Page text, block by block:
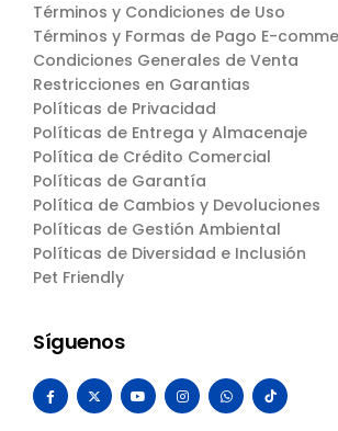
Términos y Condiciones de Uso
Términos y Formas de Pago E-
Condiciones Generales de Venta
Restricciones en Garantias
Políticas de Privacidad
Políticas de Entrega y Almacenaje
Política de Crédito Comercial
Políticas de Garantía
Política de Cambios y Devoluciones
Políticas de Gestión Ambiental
Políticas de Diversidad e Inclusión
Pet Friendly
Síguenos